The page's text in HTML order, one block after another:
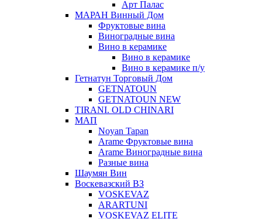
Арт Палас
МАРАН Винный Дом
Фруктовые вина
Виноградные вина
Вино в керамике
Вино в керамике
Вино в керамике п/у
Гетнатун Торговый Дом
GETNATOUN
GETNATOUN NEW
TIRANI. OLD CHINARI
МАП
Noyan Tapan
Arame Фруктовые вина
Arame Виноградные вина
Разные вина
Шаумян Вин
Воскевазский ВЗ
VOSKEVAZ
ARARTUNI
VOSKEVAZ ELITE